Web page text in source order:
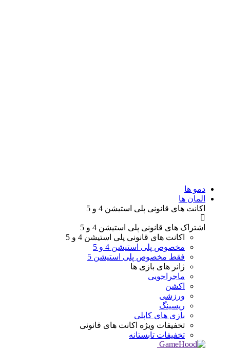
دمو ها
المان ها
اکانت های قانونی پلی استیشن 4 و 5
اشتراک های قانونی پلی استیشن 4 و 5
اکانت های قانونی پلی استیشن 4 و 5
مخصوص پلی استیشن 4 و 5
فقط مخصوص پلی استیشن 5
ژانر های بازی ها
ماجراجویی
اکشن
ورزشی
ریسینگ
بازی های کاپلی
تخفیفات ویژه اکانت های قانونی
تخفیفات تابستانه